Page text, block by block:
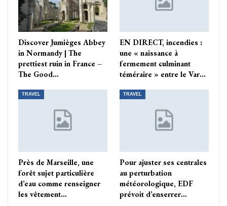
Discover Jumièges Abbey
in Normandy | The
prettiest ruin in France –
The Good…
EN DIRECT, incendies :
une « naissance à
fermement culminant
téméraire » entre le Var…
TRAVEL
Près de Marseille, une
forêt sujet particulière
d’eau comme renseigner
les vêtement…
TRAVEL
Pour ajuster ses centrales
au perturbation
météorologique, EDF
prévoit d’enserrer…